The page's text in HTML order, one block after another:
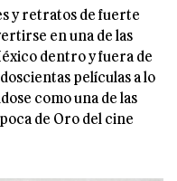
y retratos de fuerte
en una de las
dentro y fuera de
películas a lo
como una de las
de Oro del cine